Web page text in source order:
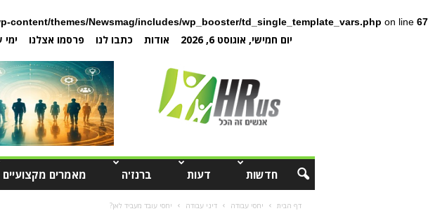
content/themes/Newsmag/includes/wp_booster/td_single_template_vars.php on line 67
יום חמישי, אוגוסט 6, 2026 אודות כתבו לנו פרסמו אצלנו ימי
חדשות דעות ברנז'ה מאמרים מקצועיים
דף הבית יחסי עבודה דיני עבודה יחסי עובד מעביד לאן?